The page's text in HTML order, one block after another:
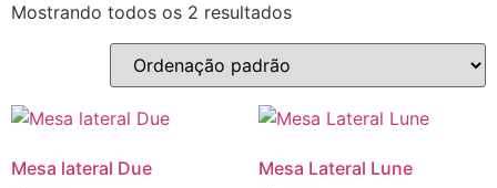
Mostrando todos os 2 resultados
Mesa lateral Due Mesa Lateral Lune